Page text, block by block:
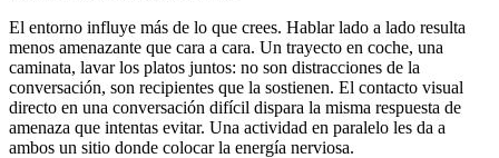
El entorno influye más de lo que crees. Hablar lado a lado resulta
menos amenazante que cara a cara. Un trayecto en coche, una
caminata, lavar los platos juntos: no son distracciones de la
conversación, son recipientes que la sostienen. El contacto visual
directo en una conversación difícil dispara la misma respuesta de
amenaza que intentas evitar. Una actividad en paralelo les da a
ambos un sitio donde colocar la energía nerviosa.